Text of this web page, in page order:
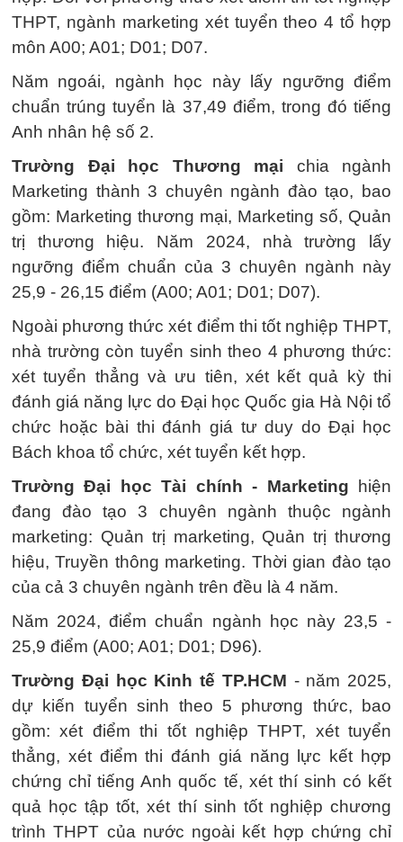
THPT, ngành marketing xét tuyển theo 4 tổ hợp
môn A00; A01; D01; D07.
Năm ngoái, ngành học này lấy ngưỡng điểm
chuẩn trúng tuyển là 37,49 điểm, trong đó tiếng
Anh nhân hệ số 2.
Trường Đại học Thương mại chia ngành
Marketing thành 3 chuyên ngành đào tạo, bao
gồm: Marketing thương mại, Marketing số, Quản
trị thương hiệu. Năm 2024, nhà trường lấy
ngưỡng điểm chuẩn của 3 chuyên ngành này
25,9 - 26,15 điểm (A00; A01; D01; D07).
Ngoài phương thức xét điểm thi tốt nghiệp THPT,
nhà trường còn tuyển sinh theo 4 phương thức:
xét tuyển thẳng và ưu tiên, xét kết quả kỳ thi
đánh giá năng lực do Đại học Quốc gia Hà Nội tổ
chức hoặc bài thi đánh giá tư duy do Đại học
Bách khoa tổ chức, xét tuyển kết hợp.
Trường Đại học Tài chính - Marketing hiện
đang đào tạo 3 chuyên ngành thuộc ngành
marketing: Quản trị marketing, Quản trị thương
hiệu, Truyền thông marketing. Thời gian đào tạo
của cả 3 chuyên ngành trên đều là 4 năm.
Năm 2024, điểm chuẩn ngành học này 23,5 -
25,9 điểm (A00; A01; D01; D96).
Trường Đại học Kinh tế TP.HCM - năm 2025,
dự kiến tuyển sinh theo 5 phương thức, bao
gồm: xét điểm thi tốt nghiệp THPT, xét tuyển
thẳng, xét điểm thi đánh giá năng lực kết hợp
chứng chỉ tiếng Anh quốc tế, xét thí sinh có kết
quả học tập tốt, xét thí sinh tốt nghiệp chương
trình THPT của nước ngoài kết hợp chứng chỉ